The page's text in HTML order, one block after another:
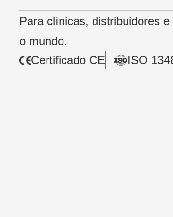
Para clínicas, distribuidores
o mundo.
Certificado CE
ISO